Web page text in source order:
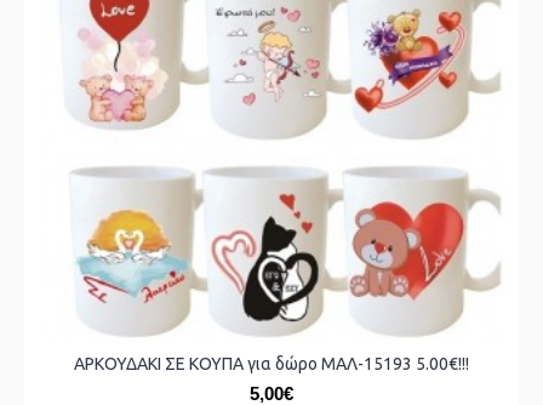
ΑΡΚΟΥΔΑΚΙ ΣΕ ΚΟΥΠΑ για δώρο ΜΑΛ-15193 5.00€!!!
5,00€